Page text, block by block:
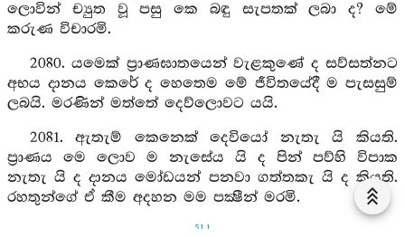
ලොවින් ච්‍යුත වූ පසු කෙ බඳු සැපතක් ලබා ද? මේ
කරුණ විචාරමි.
2080. යමෙක් ප්‍රාණඝාතයෙන් වැළකුණේ ද සව්සත්නට
අභය දානය කෙරේ ද හෙතෙම මේ ජීවිතයේදී ම පැසසුම්
ලබයි. මරණින් මත්තේ දෙව්ලොවට යයි.
2081. ඇතැම් කෙනෙක් දෙවියෝ නැතැ යි කියති.
ප්‍රාණය මෙ ලොව ම නැසේය යි ද පින් පව්හි විපාක
නැතැ යි ද දානය මෝඩයන් පනවා ගත්තකැ යි ද කියති.
රහතුන්ගේ ඒ කීම අදහන මම පක්‍ෂීන් මරමි.
511